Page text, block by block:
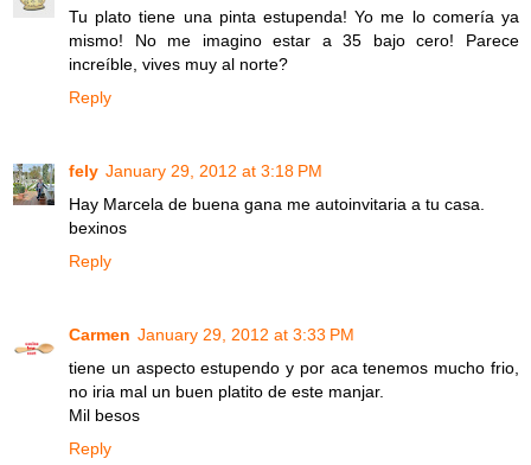
Tu plato tiene una pinta estupenda! Yo me lo comería ya
mismo! No me imagino estar a 35 bajo cero! Parece
increíble, vives muy al norte?
Reply
fely January 29, 2012 at 3:18 PM
Hay Marcela de buena gana me autoinvitaria a tu casa.
bexinos
Reply
Carmen January 29, 2012 at 3:33 PM
tiene un aspecto estupendo y por aca tenemos mucho frio,
no iria mal un buen platito de este manjar.
Mil besos
Reply